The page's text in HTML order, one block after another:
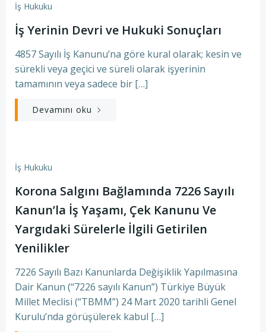
İş Hukuku
İş Yerinin Devri ve Hukuki Sonuçları
4857 Sayılı İş Kanunu’na göre kural olarak; kesin ve
sürekli veya geçici ve süreli olarak işyerinin
tamamının veya sadece bir […]
Devamını oku
İş Hukuku
Korona Salgını Bağlamında 7226 Sayılı
Kanun’la İş Yaşamı, Çek Kanunu Ve
Yargıdaki Sürelerle İlgili Getirilen
Yenilikler
7226 Sayılı Bazı Kanunlarda Değişiklik Yapılmasına
Dair Kanun (“7226 sayılı Kanun”) Türkiye Büyük
Millet Meclisi (“TBMM”) 24 Mart 2020 tarihli Genel
Kurulu’nda görüşülerek kabul […]